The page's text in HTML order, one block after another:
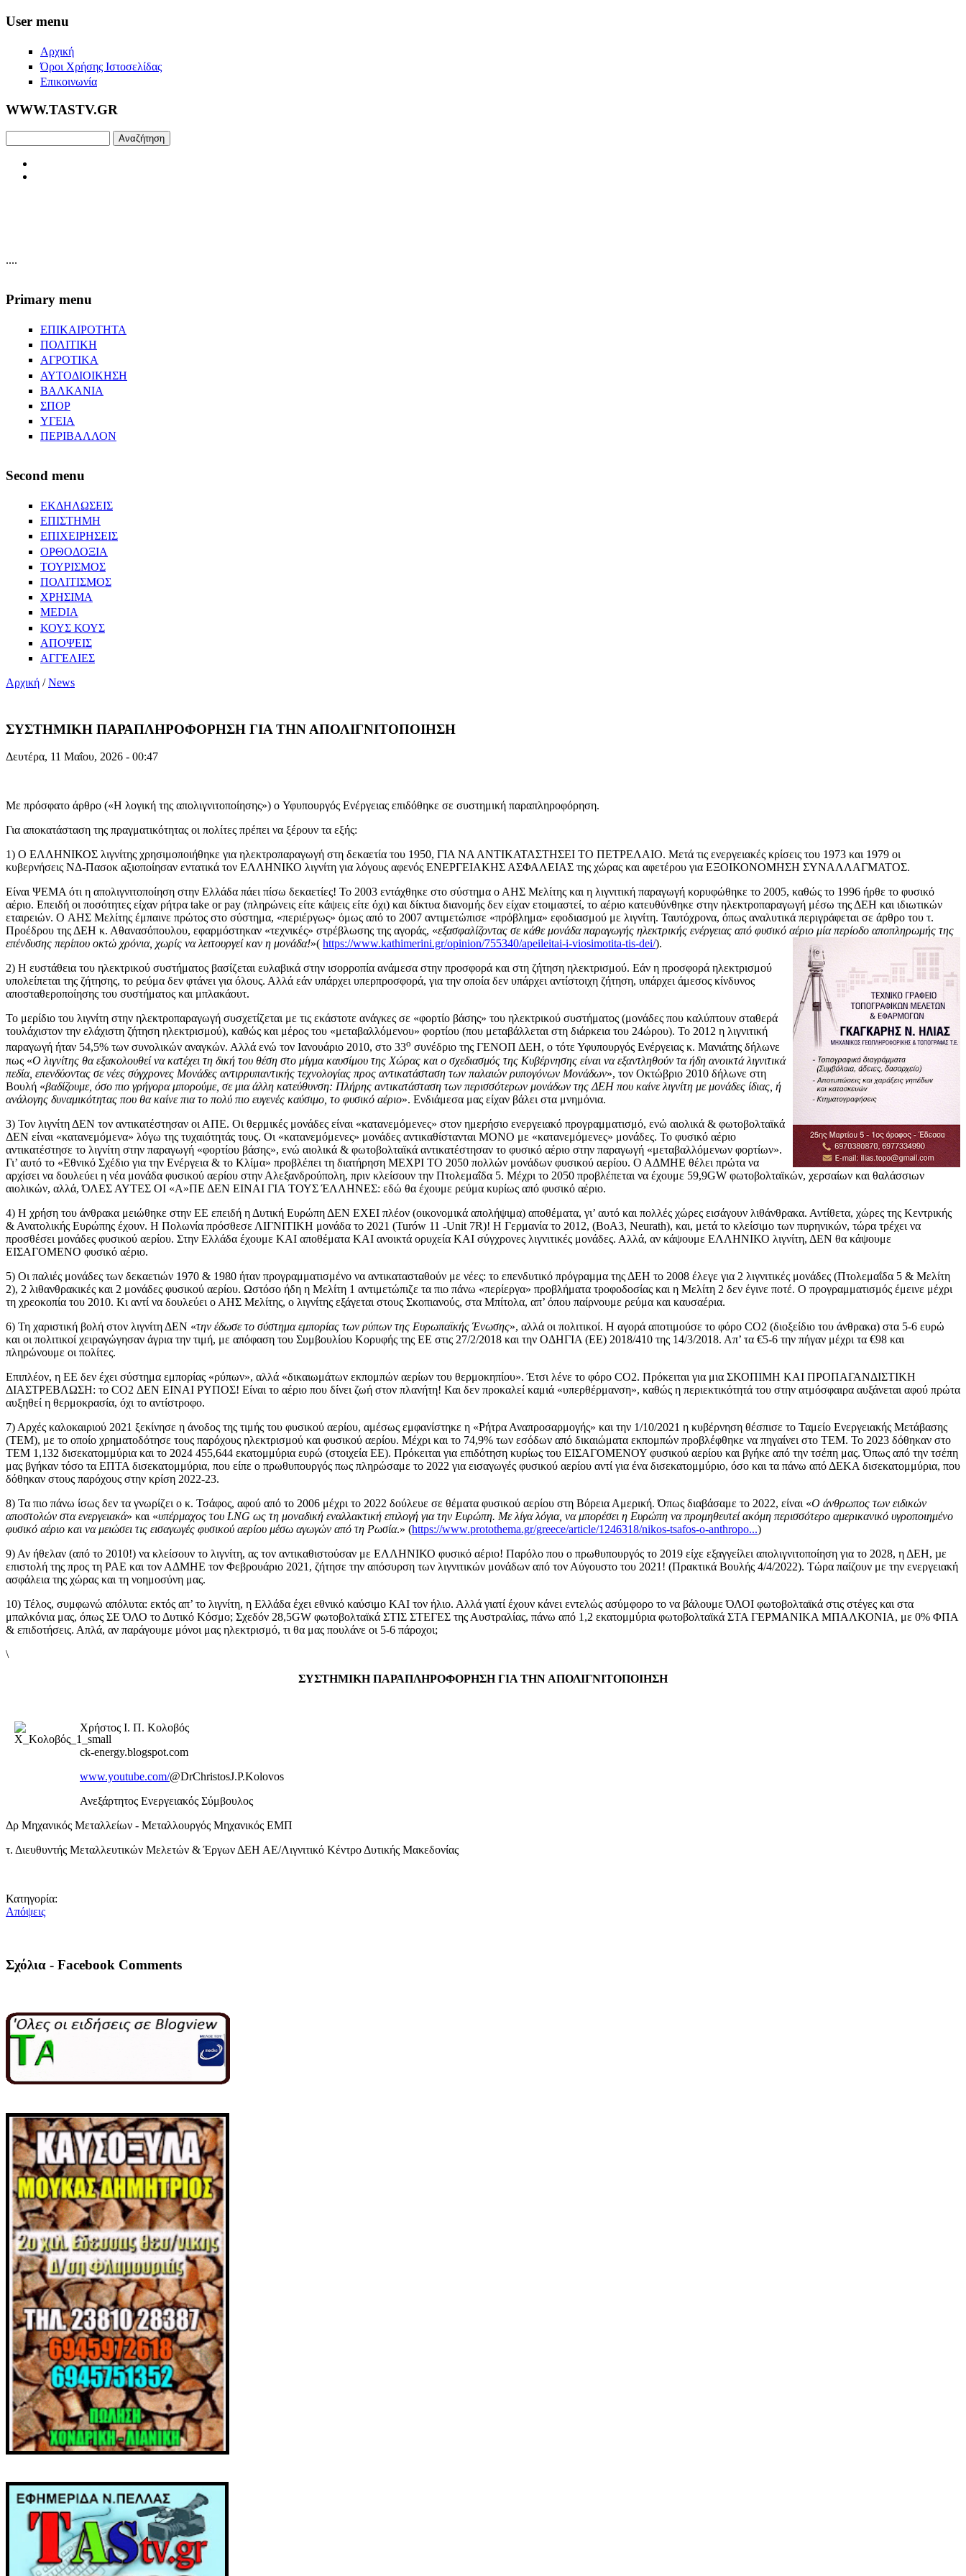
Skip to main content
User menu
Αρχική
Όροι Χρήσης Ιστοσελίδας
Επικοινωνία
WWW.TASTV.GR
....
Primary menu
ΕΠΙΚΑΙΡΟΤΗΤΑ
ΠΟΛΙΤΙΚΗ
ΑΓΡΟΤΙΚΑ
ΑΥΤΟΔΙΟΙΚΗΣΗ
ΒΑΛΚΑΝΙΑ
ΣΠΟΡ
ΥΓΕΙΑ
ΠΕΡΙΒΑΛΛΟΝ
Second menu
ΕΚΔΗΛΩΣΕΙΣ
ΕΠΙΣΤΗΜΗ
ΕΠΙΧΕΙΡΗΣΕΙΣ
ΟΡΘΟΔΟΞΙΑ
ΤΟΥΡΙΣΜΟΣ
ΠΟΛΙΤΙΣΜΟΣ
ΧΡΗΣΙΜΑ
MEDIA
ΚΟΥΣ ΚΟΥΣ
ΑΠΟΨΕΙΣ
ΑΓΓΕΛΙΕΣ
Αρχική /News
ΣΥΣΤΗΜΙΚΗ ΠΑΡΑΠΛΗΡΟΦΟΡΗΣΗ ΓΙΑ ΤΗΝ ΑΠΟΛΙΓΝΙΤΟΠΟΙΗΣΗ
Δευτέρα, 11 Μαΐου, 2026 - 00:47
Mε πρόσφατο άρθρο («Η λογική της απολιγνιτοποίησης») o Υφυπουργός Ενέργειας επιδόθηκε σε συστημική παραπληροφόρηση.
Για αποκατάσταση της πραγματικότητας οι πολίτες πρέπει να ξέρουν τα εξής:
1) Ο ΕΛΛΗΝΙΚΟΣ λιγνίτης χρησιμοποιήθηκε για ηλεκτροπαραγωγή στη δεκαετία του 1950, ΓΙΑ ΝΑ ΑΝΤΙΚΑΤΑΣΤΗΣΕΙ ΤΟ ΠΕΤΡΕΛΑΙΟ. Μετά τις ενεργειακές κρίσεις του 1973 και 1979 οι
κυβερνήσεις ΝΔ-Πασοκ αξιοποίησαν εντατικά τον ΕΛΛΗΝΙΚΟ λιγνίτη για λόγους αφενός ΕΝΕΡΓΕΙΑΚΗΣ ΑΣΦΑΛΕΙΑΣ της χώρας και αφετέρου για ΕΞΟΙΚΟΝΟΜΗΣΗ ΣΥΝΑΛΛΑΓΜΑΤΟΣ.
Είναι ΨΕΜΑ ότι η απολιγνιτοποίηση στην Ελλάδα πάει πίσω δεκαετίες! Το 2003 εντάχθηκε στο σύστημα ο ΑΗΣ Μελίτης και η λιγνιτική παραγωγή κορυφώθηκε το 2005, καθώς το 1996 ήρθε το φυσικό
αέριο. Επειδή οι ποσότητες είχαν ρήτρα take or pay (πληρώνεις είτε κάψεις είτε όχι) και δίκτυα διανομής δεν είχαν ετοιμαστεί, το αέριο κατευθύνθηκε στην ηλεκτροπαραγωγή μέσω της ΔΕΗ και ιδιωτικών
εταιρειών. O ΑΗΣ Μελίτης έμπαινε πρώτος στο σύστημα, «περιέργως» όμως από το 2007 αντιμετώπισε «πρόβλημα» εφοδιασμού με λιγνίτη. Ταυτόχρονα, όπως αναλυτικά περιγράφεται σε άρθρο του τ.
Προέδρου της ΔΕΗ κ. Αθανασόπουλου, εφαρμόστηκαν «τεχνικές» στρέβλωσης της αγοράς, «εξασφαλίζοντας σε κάθε μονάδα παραγωγής ηλεκτρικής ενέργειας από φυσικό αέριο μία περίοδο αποπληρωμής της
επένδυσης περίπου οκτώ χρόνια, χωρίς να λειτουργεί καν η μονάδα!»( https://www.kathimerini.gr/opinion/755340/apeileitai-i-viosimotita-tis-dei/).
2) Η ευστάθεια του ηλεκτρικού συστήματος βασίζεται ευλαβικά στην ισορροπία ανάμεσα στην προσφορά και στη ζήτηση ηλεκτρισμού. Εάν η προσφορά ηλεκτρισμού
υπολείπεται της ζήτησης, το ρεύμα δεν φτάνει για όλους. Αλλά εάν υπάρχει υπερπροσφορά, για την οποία δεν υπάρχει αντίστοιχη ζήτηση, υπάρχει άμεσος κίνδυνος
αποσταθεροποίησης του συστήματος και μπλακάουτ.
Το μερίδιο του λιγνίτη στην ηλεκτροπαραγωγή συσχετίζεται με τις εκάστοτε ανάγκες σε «φορτίο βάσης» του ηλεκτρικού συστήματος (μονάδες που καλύπτουν σταθερά
τουλάχιστον την ελάχιστη ζήτηση ηλεκτρισμού), καθώς και μέρος του «μεταβαλλόμενου» φορτίου (που μεταβάλλεται στη διάρκεια του 24ώρου). Το 2012 η λιγνιτική
παραγωγή ήταν 54,5% των συνολικών αναγκών. Αλλά ενώ τον Ιανουάριο 2010, στο 33ο συνέδριο της ΓΕΝΟΠ ΔΕΗ, ο τότε Υφυπουργός Ενέργειας κ. Μανιάτης δήλωνε
πως «Ο λιγνίτης θα εξακολουθεί να κατέχει τη δική του θέση στο μίγμα καυσίμου της Χώρας και ο σχεδιασμός της Κυβέρνησης είναι να εξαντληθούν τα ήδη ανοικτά λιγνιτικά
πεδία, επενδύοντας σε νέες σύγχρονες Μονάδες αντιρρυπαντικής τεχνολογίας προς αντικατάσταση των παλαιών ρυπογόνων Μονάδων», τον Οκτώβριο 2010 δήλωνε στη
Βουλή «βαδίζουμε, όσο πιο γρήγορα μπορούμε, σε μια άλλη κατεύθυνση: Πλήρης αντικατάσταση των περισσότερων μονάδων της ΔΕΗ που καίνε λιγνίτη με μονάδες ίδιας, ή
ανάλογης δυναμικότητας που θα καίνε πια το πολύ πιο ευγενές καύσιμο, το φυσικό αέριο». Ενδιάμεσα μας είχαν βάλει στα μνημόνια.
3) Τον λιγνίτη ΔΕΝ τον αντικατέστησαν οι ΑΠΕ. Οι θερμικές μονάδες είναι «κατανεμόμενες» στον ημερήσιο ενεργειακό προγραμματισμό, ενώ αιολικά & φωτοβολταϊκά
ΔΕΝ είναι «κατανεμόμενα» λόγω της τυχαιότητάς τους. Οι «κατανεμόμενες» μονάδες αντικαθίστανται ΜΟΝΟ με «κατανεμόμενες» μονάδες. Το φυσικό αέριο
αντικατέστησε το λιγνίτη στην παραγωγή «φορτίου βάσης», ενώ αιολικά & φωτοβολταϊκά αντικατέστησαν το φυσικό αέριο στην παραγωγή «μεταβαλλόμενων φορτίων».
Γι’ αυτό το «Εθνικό Σχέδιο για την Ενέργεια & το Κλίμα» προβλέπει τη διατήρηση ΜΕΧΡΙ ΤΟ 2050 πολλών μονάδων φυσικού αερίου. Ο ΑΔΜΗΕ θέλει πρώτα να
αρχίσει να δουλεύει η νέα μονάδα φυσικού αερίου στην Αλεξανδρούπολη, πριν κλείσουν την Πτολεμαΐδα 5. Μέχρι το 2050 προβλέπεται να έχουμε 59,9GW φωτοβολταϊκών, χερσαίων και θαλάσσιων
αιολικών, αλλά, ΌΛΕΣ ΑΥΤΕΣ ΟΙ «Α»ΠΕ ΔΕΝ ΕΙΝΑΙ ΓΙΑ ΤΟΥΣ ΈΛΛΗΝΕΣ: εδώ θα έχουμε ρεύμα κυρίως από φυσικό αέριο.
4) Η χρήση του άνθρακα μειώθηκε στην ΕΕ επειδή η Δυτική Ευρώπη ΔΕΝ ΕΧΕΙ πλέον (οικονομικά απολήψιμα) αποθέματα, γι’ αυτό και πολλές χώρες εισάγουν λιθάνθρακα. Αντίθετα, χώρες της Κεντρικής
& Ανατολικής Ευρώπης έχουν. Η Πολωνία πρόσθεσε ΛΙΓΝΙΤΙΚΗ μονάδα το 2021 (Turów 11 -Unit 7R)! Η Γερμανία το 2012, (ΒοΑ3, Neurath), και, μετά το κλείσιμο των πυρηνικών, τώρα τρέχει να
προσθέσει μονάδες φυσικού αερίου. Στην Ελλάδα έχουμε ΚΑΙ αποθέματα ΚΑΙ ανοικτά ορυχεία ΚΑΙ σύγχρονες λιγνιτικές μονάδες. Αλλά, αν κάψουμε ΕΛΛΗΝΙΚΟ λιγνίτη, ΔΕΝ θα κάψουμε
ΕΙΣΑΓΟΜΕΝΟ φυσικό αέριο.
5) Οι παλιές μονάδες των δεκαετιών 1970 & 1980 ήταν προγραμματισμένο να αντικατασταθούν με νέες: το επενδυτικό πρόγραμμα της ΔΕΗ το 2008 έλεγε για 2 λιγνιτικές μονάδες (Πτολεμαΐδα 5 & Μελίτη
2), 2 λιθανθρακικές και 2 μονάδες φυσικού αερίου. Ωστόσο ήδη η Μελίτη 1 αντιμετώπιζε τα πιο πάνω «περίεργα» προβλήματα τροφοδοσίας και η Μελίτη 2 δεν έγινε ποτέ. Ο προγραμματισμός έμεινε μέχρι
τη χρεοκοπία του 2010. Κι αντί να δουλεύει ο ΑΗΣ Μελίτης, ο λιγνίτης εξάγεται στους Σκοπιανούς, στα Μπίτολα, απ’ όπου παίρνουμε ρεύμα και καυσαέρια.
6) Τη χαριστική βολή στον λιγνίτη ΔΕΝ «την έδωσε το σύστημα εμπορίας των ρύπων της Ευρωπαϊκής Ένωσης», αλλά οι πολιτικοί. Η αγορά αποτιμούσε το φόρο CO2 (διοξείδιο του άνθρακα) στα 5-6 ευρώ
και οι πολιτικοί χειραγώγησαν άγρια την τιμή, με απόφαση του Συμβουλίου Κορυφής της ΕΕ στις 27/2/2018 και την ΟΔΗΓΙΑ (ΕΕ) 2018/410 της 14/3/2018. Απ’ τα €5-6 την πήγαν μέχρι τα €98 και
πληρώνουμε οι πολίτες.
Επιπλέον, η ΕΕ δεν έχει σύστημα εμπορίας «ρύπων», αλλά «δικαιωμάτων εκπομπών αερίων του θερμοκηπίου». Έτσι λένε το φόρο CO2. Πρόκειται για μια ΣΚΟΠΙΜΗ ΚΑΙ ΠΡΟΠΑΓΑΝΔΙΣΤΙΚΗ
ΔΙΑΣΤΡΕΒΛΩΣΗ: το CO2 ΔΕΝ ΕΙΝΑΙ ΡΥΠΟΣ! Είναι το αέριο που δίνει ζωή στον πλανήτη! Και δεν προκαλεί καμιά «υπερθέρμανση», καθώς η περιεκτικότητά του στην ατμόσφαιρα αυξάνεται αφού πρώτα
αυξηθεί η θερμοκρασία, όχι το αντίστροφο.
7) Αρχές καλοκαιριού 2021 ξεκίνησε η άνοδος της τιμής του φυσικού αερίου, αμέσως εμφανίστηκε η «Ρήτρα Αναπροσαρμογής» και την 1/10/2021 η κυβέρνηση θέσπισε το Ταμείο Ενεργειακής Μετάβασης
(ΤΕΜ), με το οποίο χρηματοδότησε τους παρόχους ηλεκτρισμού και φυσικού αερίου. Μέχρι και το 74,9% των εσόδων από δικαιώματα εκπομπών προβλέφθηκε να πηγαίνει στο ΤΕΜ. Το 2023 δόθηκαν στο
ΤΕΜ 1,132 δισεκατομμύρια και το 2024 455,644 εκατομμύρια ευρώ (στοιχεία ΕΕ). Πρόκειται για επιδότηση κυρίως του ΕΙΣΑΓΟΜΕΝΟΥ φυσικού αερίου και βγήκε από την τσέπη μας. Όπως από την τσέπη
μας βγήκαν τόσο τα ΕΠΤΑ δισεκατομμύρια, που είπε ο πρωθυπουργός πως πληρώσαμε το 2022 για εισαγωγές φυσικού αερίου αντί για ένα δισεκατομμύριο, όσο και τα πάνω από ΔΕΚΑ δισεκατομμύρια, που
δόθηκαν στους παρόχους στην κρίση 2022-23.
8) Τα πιο πάνω ίσως δεν τα γνωρίζει ο κ. Τσάφος, αφού από το 2006 μέχρι το 2022 δούλευε σε θέματα φυσικού αερίου στη Βόρεια Αμερική. Όπως διαβάσαμε το 2022, είναι «Ο άνθρωπος των ειδικών
αποστολών στα ενεργειακά» και «υπέρμαχος του LNG ως τη μοναδική εναλλακτική επιλογή για την Ευρώπη. Με λίγα λόγια, να μπορέσει η Ευρώπη να προμηθευτεί ακόμη περισσότερο αμερικανικό υγροποιημένο
φυσικό αέριο και να μειώσει τις εισαγωγές φυσικού αερίου μέσω αγωγών από τη Ρωσία.» (https://www.protothema.gr/greece/article/1246318/nikos-tsafos-o-anthropo...)
9) Αν ήθελαν (από το 2010!) να κλείσουν το λιγνίτη, ας τον αντικαθιστούσαν με ΕΛΛΗΝΙΚΟ φυσικό αέριο! Παρόλο που ο πρωθυπουργός το 2019 είχε εξαγγείλει απολιγνιτοποίηση για το 2028, η ΔΕΗ, µε
επιστολή της προς τη ΡΑΕ και τον ΑΔΜΗΕ τον Φεβρουάριο 2021, ζήτησε την απόσυρση των λιγνιτικών μονάδων από τον Αύγουστο του 2021! (Πρακτικά Βουλής 4/4/2022). Τώρα παίζουν με την ενεργειακή
ασφάλεια της χώρας και τη νοημοσύνη μας.
10) Τέλος, συμφωνώ απόλυτα: εκτός απ’ το λιγνίτη, η Ελλάδα έχει εθνικό καύσιμο ΚΑΙ τον ήλιο. Αλλά γιατί έχουν κάνει εντελώς ασύμφορο το να βάλουμε ΌΛΟΙ φωτοβολταϊκά στις στέγες και στα
μπαλκόνια μας, όπως ΣΕ ΌΛΟ το Δυτικό Κόσμο; Σχεδόν 28,5GW φωτοβολταϊκά ΣΤΙΣ ΣΤΕΓΕΣ της Αυστραλίας, πάνω από 1,2 εκατομμύρια φωτοβολταϊκά ΣΤΑ ΓΕΡΜΑΝΙΚΑ ΜΠΑΛΚΟΝΙΑ, με 0% ΦΠΑ
& επιδοτήσεις. Απλά, αν παράγουμε μόνοι μας ηλεκτρισμό, τι θα μας πουλάνε οι 5-6 πάροχοι;
\
ΣΥΣΤΗΜΙΚΗ ΠΑΡΑΠΛΗΡΟΦΟΡΗΣΗ ΓΙΑ ΤΗΝ ΑΠΟΛΙΓΝΙΤΟΠΟΙΗΣΗ
Χρήστος Ι. Π. Κολοβός
ck-energy.blogspot.com
www.youtube.com/@DrChristosJ.P.Kolovos
Ανεξάρτητος Ενεργειακός Σύμβουλος
Δρ Μηχανικός Μεταλλείων - Μεταλλουργός Μηχανικός ΕΜΠ
τ. Διευθυντής Μεταλλευτικών Μελετών & Έργων ΔΕΗ ΑΕ/Λιγνιτικό Κέντρο Δυτικής Μακεδονίας
Κατηγορία:
Απόψεις
Σχόλια - Facebook Comments